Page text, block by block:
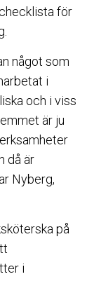
för
något som
i
och i viss
är ju
då är
Nyberg,
på
i